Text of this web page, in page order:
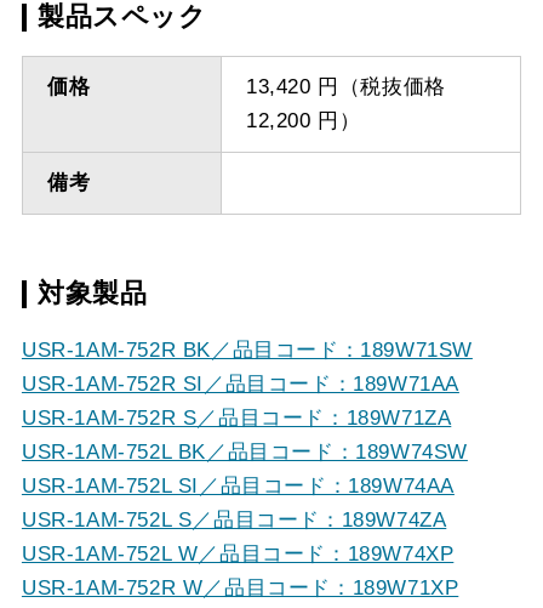
製品スペック
価格
13,420 円（税抜価格
12,200 円）
備考
対象製品
USR-1AM-752R BK／品目コード：189W71SW
USR-1AM-752R SI／品目コード：189W71AA
USR-1AM-752R S／品目コード：189W71ZA
USR-1AM-752L BK／品目コード：189W74SW
USR-1AM-752L SI／品目コード：189W74AA
USR-1AM-752L S／品目コード：189W74ZA
USR-1AM-752L W／品目コード：189W74XP
USR-1AM-752R W／品目コード：189W71XP